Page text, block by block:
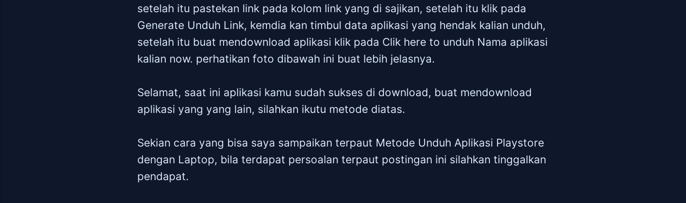
setelah itu pastekan link pada kolom link yang di sajikan, setelah itu klik pada
Generate Unduh Link, kemdia kan timbul data aplikasi yang hendak kalian unduh,
setelah itu buat mendownload aplikasi klik pada Clik here to unduh Nama aplikasi
kalian now. perhatikan foto dibawah ini buat lebih jelasnya.
Selamat, saat ini aplikasi kamu sudah sukses di download, buat mendownload
aplikasi yang yang lain, silahkan ikutu metode diatas.
Sekian cara yang bisa saya sampaikan terpaut Metode Unduh Aplikasi Playstore
dengan Laptop, bila terdapat persoalan terpaut postingan ini silahkan tinggalkan
pendapat.